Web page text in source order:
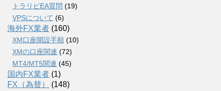
トラリピEA質問 (19)
VPSについて (6)
海外FX業者 (160)
XM口座開設手順 (10)
XMの口座関連 (72)
MT4/MT5関連 (45)
国内FX業者 (1)
FX（為替）
(148)